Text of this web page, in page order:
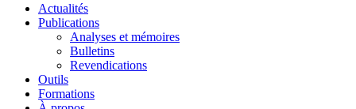
Actualités
Publications
Analyses et mémoires
Bulletins
Revendications
Outils
Formations